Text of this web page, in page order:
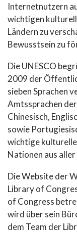
Internetnutzern
wichtigen
Ländern zu
Bewusstsein zu
Die UNESCO
2009 der
sieben Sprachen
Amtssprachen
Chinesisch,
sowie
wichtige
Nationen aus
Die Website der
Library of
of Congress
wird über sein
dem Team der